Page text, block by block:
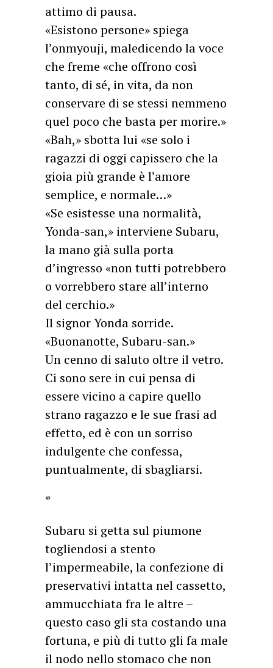
attimo di pausa.
«Esistono persone» spiega
l’onmyouji, maledicendo la voce
che freme «che offrono così
tanto, di sé, in vita, da non
conservare di se stessi nemmeno
quel poco che basta per morire.»
«Bah,» sbotta lui «se solo i
ragazzi di oggi capissero che la
gioia più grande è l’amore
semplice, e normale…»
«Se esistesse una normalità,
Yonda-san,» interviene Subaru,
la mano già sulla porta
d’ingresso «non tutti potrebbero
o vorrebbero stare all’interno
del cerchio.»
Il signor Yonda sorride.
«Buonanotte, Subaru-san.»
Un cenno di saluto oltre il vetro.
Ci sono sere in cui pensa di
essere vicino a capire quello
strano ragazzo e le sue frasi ad
effetto, ed è con un sorriso
indulgente che confessa,
puntualmente, di sbagliarsi.
*
Subaru si getta sul piumone
togliendosi a stento
l’impermeabile, la confezione di
preservativi intatta nel cassetto,
ammucchiata fra le altre –
questo caso gli sta costando una
fortuna, e più di tutto gli fa male
il nodo nello stomaco che non